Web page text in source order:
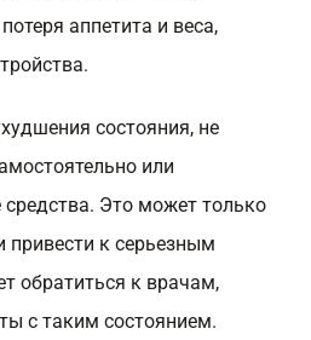
аппетита и веса,
состояния, не
или
Это может только
привести к серьезным
обратиться к врачам,
с таким состоянием.